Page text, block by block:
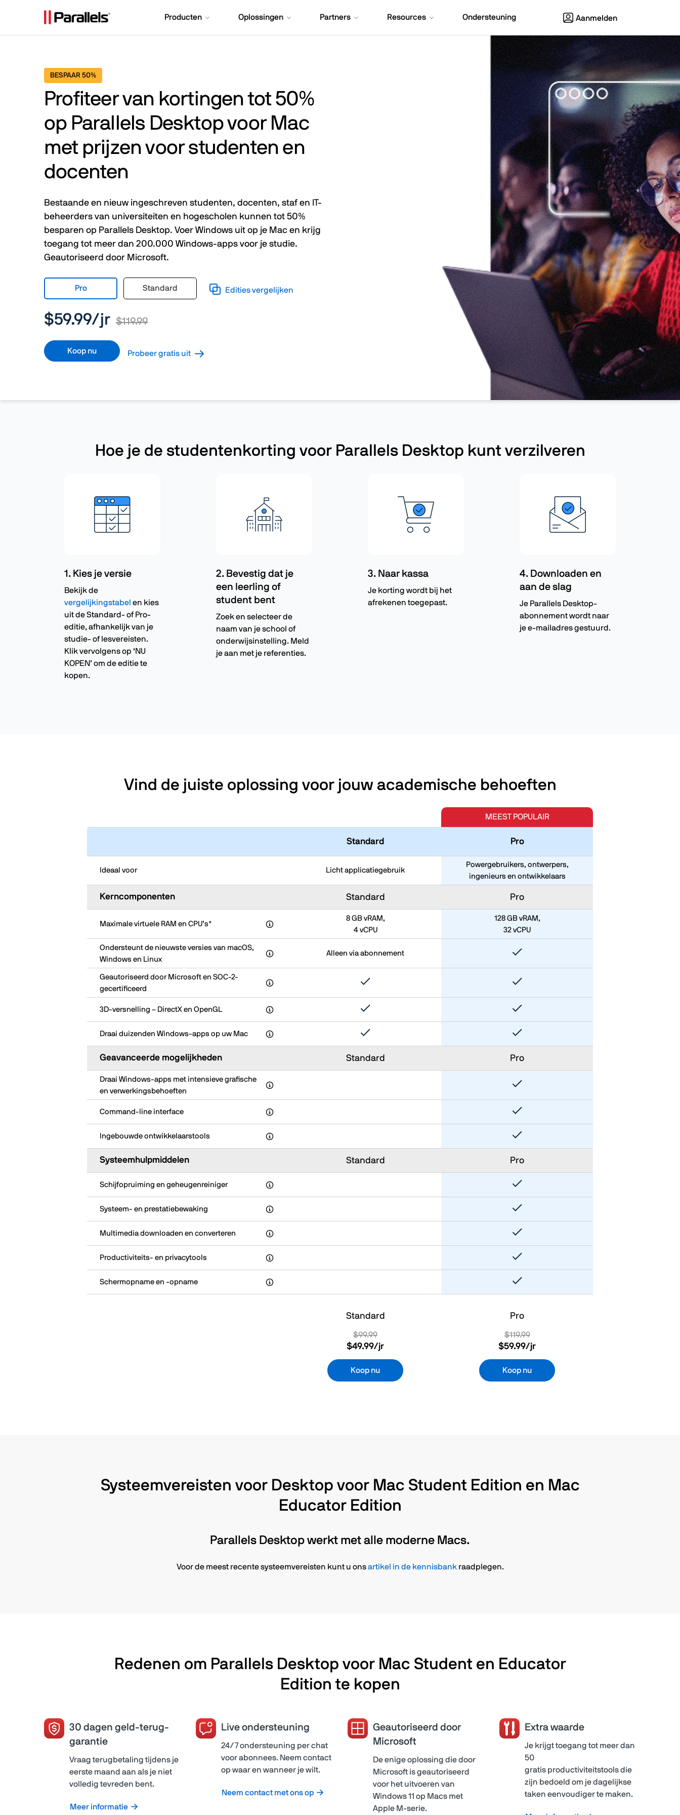
Producten Oplossingen Partners Resources Ondersteuning Aanmelden
BESPAAR 50%
Profiteer van kortingen tot 50%
op Parallels Desktop voor Mac
met prijzen voor studenten en
docenten
Bestaande en nieuw ingeschreven studenten, docenten, staf en IT-
beheerders van universiteiten en hogescholen kunnen tot 50%
besparen op Parallels Desktop. Voer Windows uit op je Mac en krijg
toegang tot meer dan 200.000 Windows-apps voor je studie.
Geautoriseerd door Microsoft.
Pro Standard Edities vergelijken
$59.99/jr $119.99
Koop nu Probeer gratis uit
Hoe je de studentenkorting voor Parallels Desktop kunt verzilveren
1. Kies je versie
Bekijk de
vergelijkingstabel en kies
uit de Standard- of Pro-
editie, afhankelijk van je
studie- of lesvereisten.
Klik vervolgens op ‘NU
KOPEN’ om de editie te
kopen.
2. Bevestig dat je
een leerling of
student bent
Zoek en selecteer de
naam van je school of
onderwijsinstelling. Meld
je aan met je referenties.
3. Naar kassa
Je korting wordt bij het
afrekenen toegepast.
4. Downloaden en
aan de slag
Je Parallels Desktop-
abonnement wordt naar
je e-mailadres gestuurd.
Vind de juiste oplossing voor jouw academische behoeften
MEEST POPULAIR
Standard Pro
Ideaal voor Licht applicatiegebruik
Powergebruikers, ontwerpers,
ingenieurs en ontwikkelaars
Kerncomponenten Standard Pro
Maximale virtuele RAM en CPU’s*
8 GB vRAM,
4 vCPU
128 GB vRAM,
32 vCPU
Ondersteunt de nieuwste versies van macOS,
Windows en Linux
Alleen via abonnement
Geautoriseerd door Microsoft en SOC-2-
gecertificeerd
3D‑versnelling – DirectX en OpenGL
Draai duizenden Windows‑apps op uw Mac
Geavanceerde mogelijkheden Standard Pro
Draai Windows‑apps met intensieve grafische
en verwerkingsbehoeften
Command‑line interface
Ingebouwde ontwikkelaarstools
Systeemhulpmiddelen Standard Pro
Schijfopruiming en geheugenreiniger
Systeem- en prestatiebewaking
Multimedia downloaden en converteren
Productiviteits- en privacytools
Schermopname en -opname
Standard Pro
$99.99
$49.99/jr
$119.99
$59.99/jr
Koop nu Koop nu
Systeemvereisten voor Desktop voor Mac Student Edition en Mac
Educator Edition
Parallels Desktop werkt met alle moderne Macs.
Voor de meest recente systeemvereisten kunt u onsartikel in de kennisbankraadplegen.
Redenen om Parallels Desktop voor Mac Student en Educator
Edition te kopen
30 dagen geld-terug-
garantie
Vraag terugbetaling tijdens je
eerste maand aan als je niet
volledig tevreden bent.
Meer informatie
Live ondersteuning
24/7 ondersteuning per chat
voor abonnees. Neem contact
op waar en wanneer je wilt.
Neem contact met ons op
Geautoriseerd door
Microsoft
De enige oplossing die door
Microsoft is geautoriseerd
voor het uitvoeren van
Windows 11 op Macs met
Apple M-serie.
Extra waarde
Je krijgt toegang tot meer dan
50
gratis productiviteitstools die
zijn bedoeld om je dagelijkse
taken eenvoudiger te maken.